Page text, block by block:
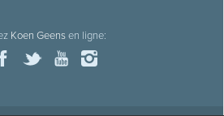
Koen Geensen ligne: